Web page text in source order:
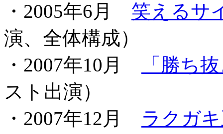
・2005年6月 笑えるサ
演、全体構成）
・2007年10月
「勝ち
スト出演）
・2007年12月 ラクガ